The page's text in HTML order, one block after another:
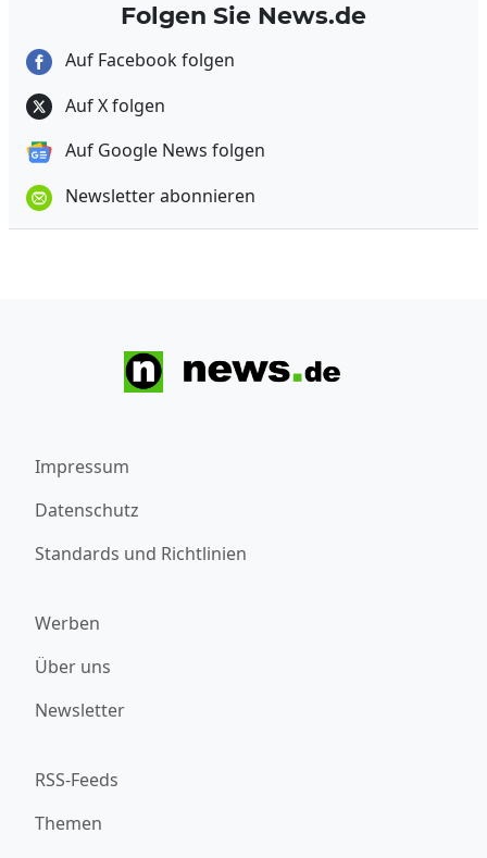
Folgen Sie News.de
Auf Facebook folgen
Auf X folgen
Auf Google News folgen
Newsletter abonnieren
Impressum
Datenschutz
Standards und Richtlinien
Werben
Über uns
Newsletter
RSS-Feeds
Themen